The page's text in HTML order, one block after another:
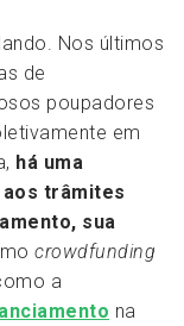
Nos últimos
de
poupadores
em
há uma
trâmites
sua
crowdfunding
a
na